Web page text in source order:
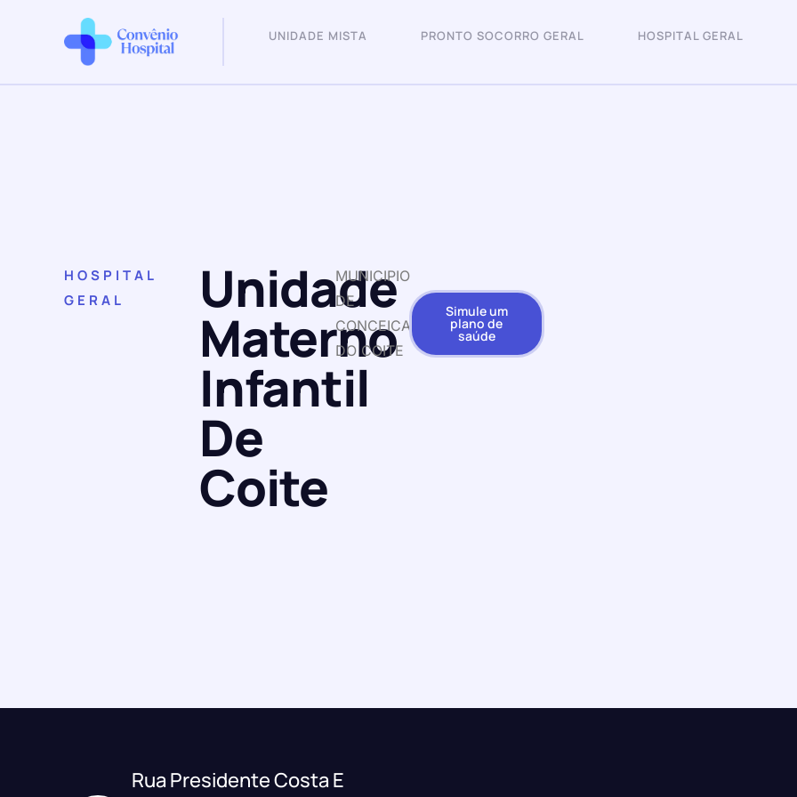
UNIDADE MISTA PRONTO SOCORRO GERAL HOSPITAL GERAL
HOSPITAL
GERAL
Unidade
Materno
Infantil
De
Coite
MUNICIPIO
DE
CONCEICAO
DO COITE
Simule um
plano de
saúde
Rua Presidente Costa E